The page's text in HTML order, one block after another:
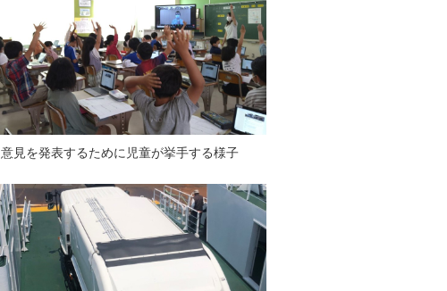
意見を発表するために児童が挙手する様子